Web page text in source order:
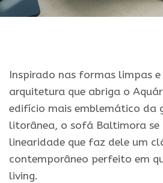
Inspirado nas formas limpas
arquitetura que abriga o
edifício mais emblemático da
litorânea, o sofá Baltimora se
linearidade que faz dele um
contemporâneo perfeito em
living.